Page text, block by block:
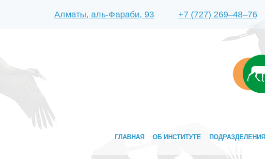
Алматы, аль-Фараби, 93 +7 (727) 269‒48‒76
ГЛАВНАЯ ОБ ИНСТИТУТЕ ПОДРАЗДЕЛЕНИЯ